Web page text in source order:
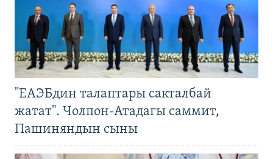
"ЕАЭБдин талаптары сакталбай
жатат". Чолпон-Атадагы саммит,
Пашиняндын сыны